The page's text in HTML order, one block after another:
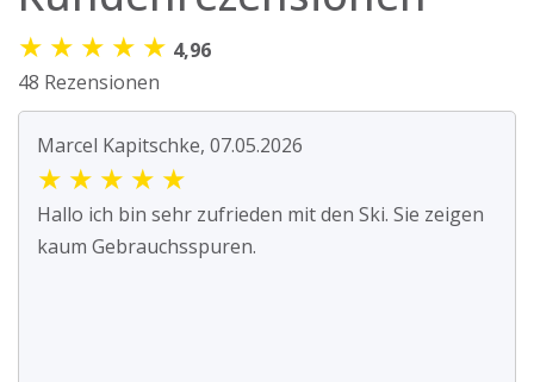
★ ★ ★ ★ ★ 4,96
48 Rezensionen
Marcel Kapitschke, 07.05.2026
★ ★ ★ ★ ★
Hallo ich bin sehr zufrieden mit den Ski. Sie zeigen
kaum Gebrauchsspuren.